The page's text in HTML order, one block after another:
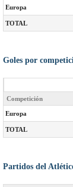
Europa
TOTAL
Goles por
Competición
Europa
TOTAL
Partidos del